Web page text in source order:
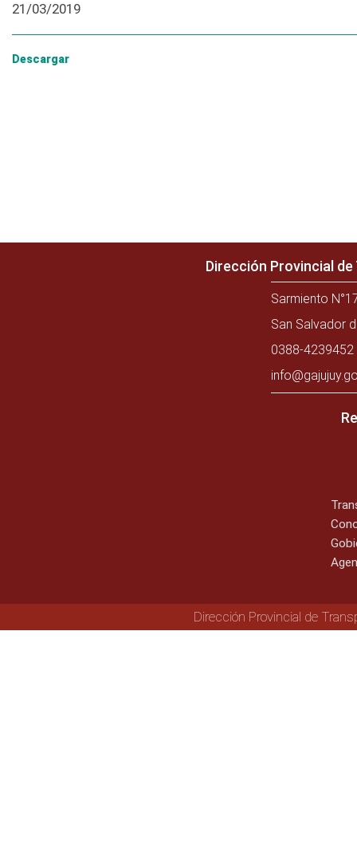
21/03/2019
Descargar
Dirección Provincial
Sarmiento
San Salvador
0388-
Dirección Provincial de